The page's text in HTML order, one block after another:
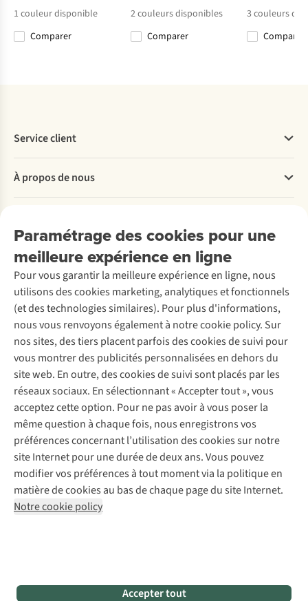
1 couleur disponible
Comparer
2couleurs disponibles
Comparer
3couleurs
%
%
Comparer
Paramétrage des cookies pour une
meilleure expérience en ligne
Pour vous garantir la meilleure expérience en ligne, nous
utilisons des cookies marketing, analytiques et fonctionnels
(et des technologies similaires). Pour plus d'informations,
nous vous renvoyons également à notre cookie policy. Sur
nos sites, des tiers placent parfois des cookies de suivi pour
vous montrer des publicités personnalisées en dehors du
site web. En outre, des cookies de suivi sont placés par les
réseaux sociaux. En sélectionnant « Accepter tout », vous
acceptez cette option. Pour ne pas avoir à vous poser la
même question à chaque fois, nous enregistrons vos
préférences concernant l’utilisation des cookies sur notre
site Internet pour une durée de deux ans. Vous pouvez
modifier vos préférences à tout moment via la politique en
matière de cookies au bas de chaque page du site Internet.
Notre cookie policy
Accepter tout
Service client
Commander
Payer
Retourner
Rétractation d'une commande
Entretien & réparations
Garantie
Contactez-nous
À propos de nous
Entreprise responsable
À propos d’Ayacucho
Nos magasins
À propos d’A.S.Adventure
Déclaration d'accessibilité
Location / Location sports d’hiver
Seconde-main
Entretien de ski
Service de lavage
Entretien de chaussures
Réparation de chaussures
Réparation de vêtements
Retouches
Pour les entreprises
Découvrez
A.S.Magazine
Explore Camp
Expertise & conseils
Abonnez-vous à la newsletter
Suivez-nous
Mentions légales
Politique de confidentialité
Conditions générales
Cookie Policy